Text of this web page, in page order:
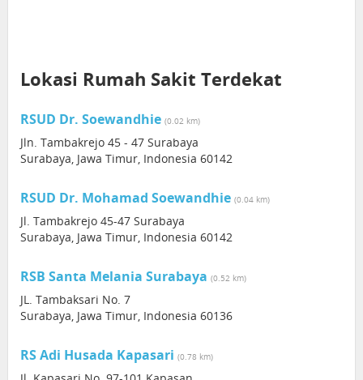
Lokasi Rumah Sakit Terdekat
RSUD Dr. Soewandhie (0.02 km)
Jln. Tambakrejo 45 - 47 Surabaya
Surabaya, Jawa Timur, Indonesia 60142
RSUD Dr. Mohamad Soewandhie (0.04 km)
Jl. Tambakrejo 45-47 Surabaya
Surabaya, Jawa Timur, Indonesia 60142
RSB Santa Melania Surabaya (0.52 km)
JL. Tambaksari No. 7
Surabaya, Jawa Timur, Indonesia 60136
RS Adi Husada Kapasari (0.78 km)